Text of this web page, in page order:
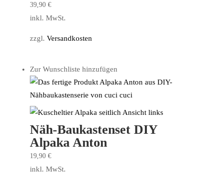
39,90 €
inkl. MwSt.
zzgl. Versandkosten
Zur Wunschliste hinzufügen
Näh-Baukastenset DIY
Alpaka Anton
19,90 €
inkl. MwSt.